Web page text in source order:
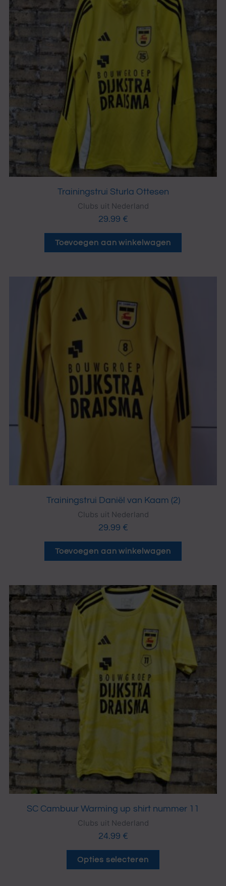
Trainingstrui Sturla Ottesen
Clubs uit Nederland
29.99 €
Toevoegen aan winkelwagen
Trainingstrui Daniël van Kaam (2)
Clubs uit Nederland
29.99 €
Toevoegen aan winkelwagen
SC Cambuur Warming up shirt nummer 11
Clubs uit Nederland
24.99 €
Opties selecteren
Dit
product
meerdere
variaties.
optie
kan
gekozen
worden
productpagina